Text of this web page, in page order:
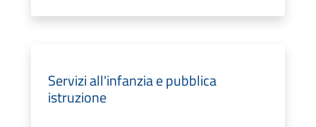
Servizi all'infanzia e pubblica
istruzione